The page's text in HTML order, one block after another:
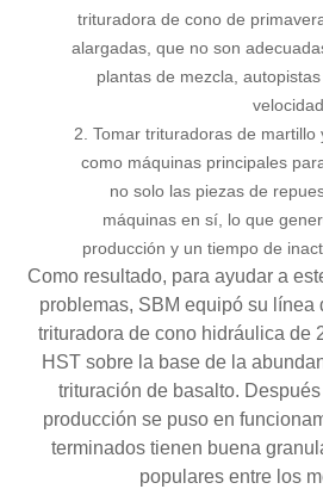
trituradora de cono de
alargadas, que no son
plantas de mezcla,
velocidad.
2. Tomar trituradoras de
como máquinas principales
no solo las piezas de
máquinas en sí, lo que
producción y un tiempo de
Como resultado, para ayudar a
problemas, SBM equipó su línea
trituradora de cono hidráulica de
HST sobre la base de la
trituración de basalto.
producción se puso en
terminados tienen buena
populares entre los